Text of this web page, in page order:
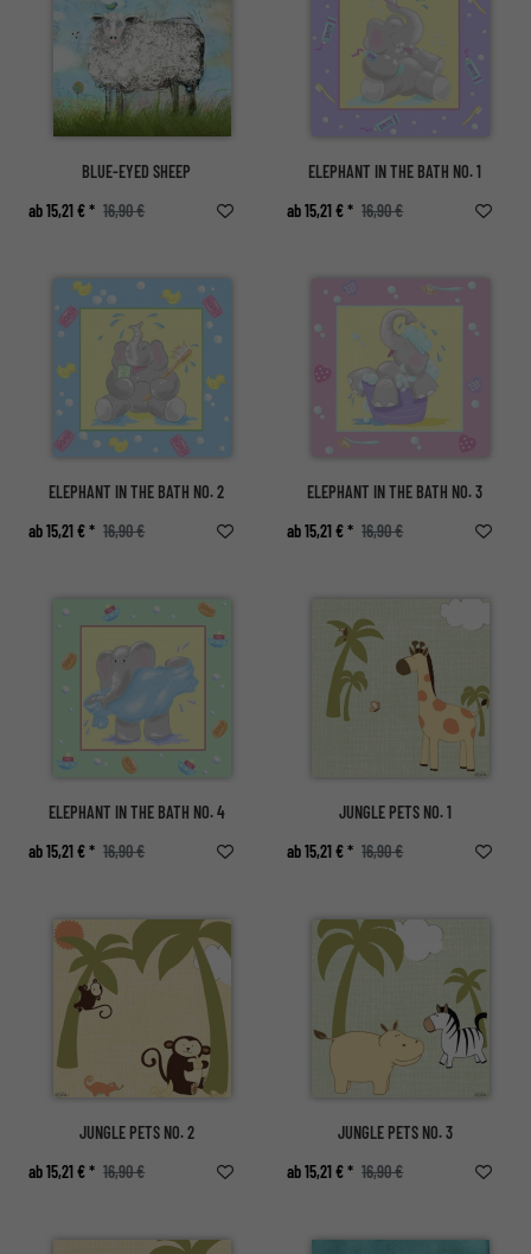
BLUE-EYED SHEEP
ab 15,21 € * 16,90 €
ELEPHANT IN THE BATH NO. 1
ab 15,21 € * 16,90 €
ELEPHANT IN THE BATH NO. 2
ab 15,21 € * 16,90 €
ELEPHANT IN THE BATH NO. 3
ab 15,21 € * 16,90 €
ELEPHANT IN THE BATH NO. 4
ab 15,21 € * 16,90 €
JUNGLE PETS NO. 1
ab 15,21 € * 16,90 €
JUNGLE PETS NO. 2
ab 15,21 € * 16,90 €
JUNGLE PETS NO. 3
ab 15,21 € * 16,90 €